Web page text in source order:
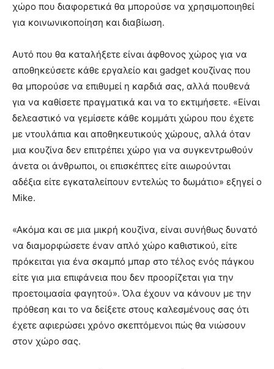
χώρο που διαφορετικά θα μπορούσε να χρησιμοποιηθεί
για κοινωνικοποίηση και διαβίωση.
Αυτό που θα καταλήξετε είναι άφθονος χώρος για να
αποθηκεύσετε κάθε εργαλείο και gadget κουζίνας που
θα μπορούσε να επιθυμεί η καρδιά σας, αλλά πουθενά
για να καθίσετε πραγματικά και να το εκτιμήσετε. «Είναι
δελεαστικό να γεμίσετε κάθε κομμάτι χώρου που έχετε
με ντουλάπια και αποθηκευτικούς χώρους, αλλά όταν
μια κουζίνα δεν επιτρέπει χώρο για να συγκεντρωθούν
άνετα οι άνθρωποι, οι επισκέπτες είτε αιωρούνται
αδέξια είτε εγκαταλείπουν εντελώς το δωμάτιο» εξηγεί ο
Mike.
«Ακόμα και σε μια μικρή κουζίνα, είναι συνήθως δυνατό
να διαμορφώσετε έναν απλό χώρο καθιστικού, είτε
πρόκειται για ένα σκαμπό μπαρ στο τέλος ενός πάγκου
είτε για μια επιφάνεια που δεν προορίζεται για την
προετοιμασία φαγητού». Όλα έχουν να κάνουν με την
πρόθεση και το να δείξετε στους καλεσμένους σας ότι
έχετε αφιερώσει χρόνο σκεπτόμενοι πώς θα νιώσουν
στον χώρο σας.